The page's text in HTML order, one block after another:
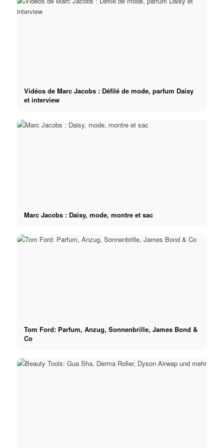
Vidéos de Marc Jacobs : Défilé de mode, parfum Daisy
et interview
Marc Jacobs : Daisy, mode, montre et sac
Tom Ford: Parfum, Anzug, Sonnenbrille, James Bond &
Co